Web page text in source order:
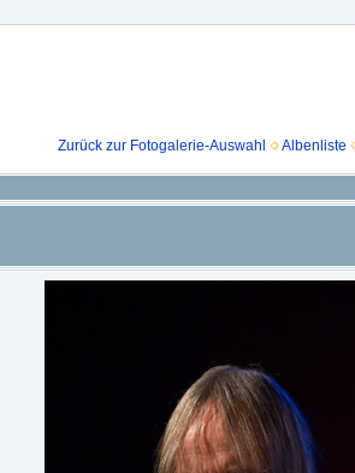
Zurück zur Fotogalerie-Auswahl
Albenliste